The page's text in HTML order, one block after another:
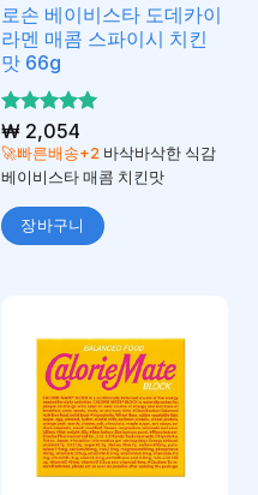
로손 베이비스타 도데카이
라멘 매콤 스파이시 치킨
맛 66g
5 중에서
5로 평가
됨
₩2,054
🚀빠른배송+2 바삭바삭한 식감
베이비스타 매콤 치킨맛
장바구니